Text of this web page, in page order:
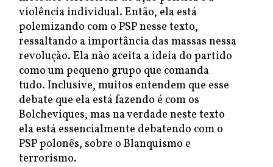
violência individual. Então, ela está
polemizando com o PSP nesse texto,
ressaltando a importância das massas nessa
revolução. Ela não aceita a ideia do partido
como um pequeno grupo que comanda
tudo. Inclusive, muitos entendem que esse
debate que ela está fazendo é com os
Bolcheviques, mas na verdade neste texto
ela está essencialmente debatendo com o
PSP polonês, sobre o Blanquismo e
terrorismo.